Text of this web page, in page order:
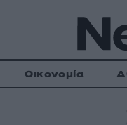
Οικονομία